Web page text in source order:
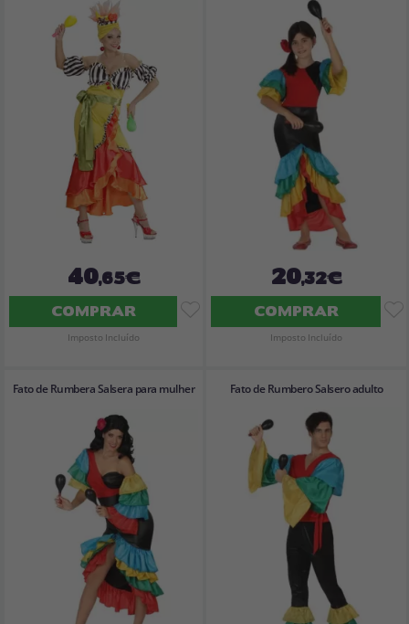
40,65€
COMPRAR
Imposto Incluído
20,32€
COMPRAR
Imposto Incluído
Fato de Rumbera Salsera para mulher Fato de Rumbero Salsero adulto